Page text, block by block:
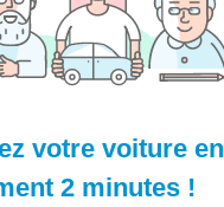
votre voiture en
2 minutes !